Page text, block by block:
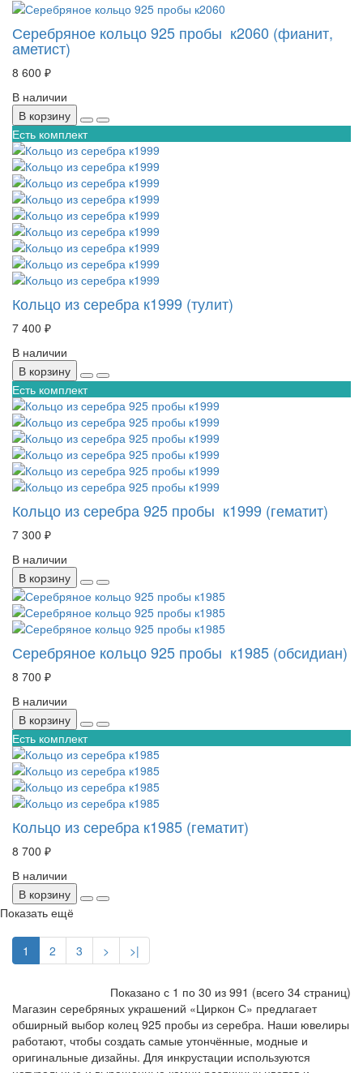
Серебряное кольцо 925 пробы к2060 (фианит,
аметист)
8 600 ₽
В наличии
В корзину
Есть комплект
Кольцо из серебра к1999 (тулит)
7 400 ₽
В наличии
В корзину
Есть комплект
Кольцо из серебра 925 пробы к1999 (гематит)
7 300 ₽
В наличии
В корзину
Серебряное кольцо 925 пробы к1985 (обсидиан)
8 700 ₽
В наличии
В корзину
Есть комплект
Кольцо из серебра к1985 (гематит)
8 700 ₽
В наличии
В корзину
Показать ещё
1 2 3 > >|
Показано с 1 по 30 из 991 (всего 34 страниц)
Магазин серебряных украшений «Циркон С» предлагает
обширный выбор колец 925 пробы из серебра. Наши ювелиры
работают, чтобы создать самые утончённые, модные и
оригинальные дизайны. Для инкрустации используются